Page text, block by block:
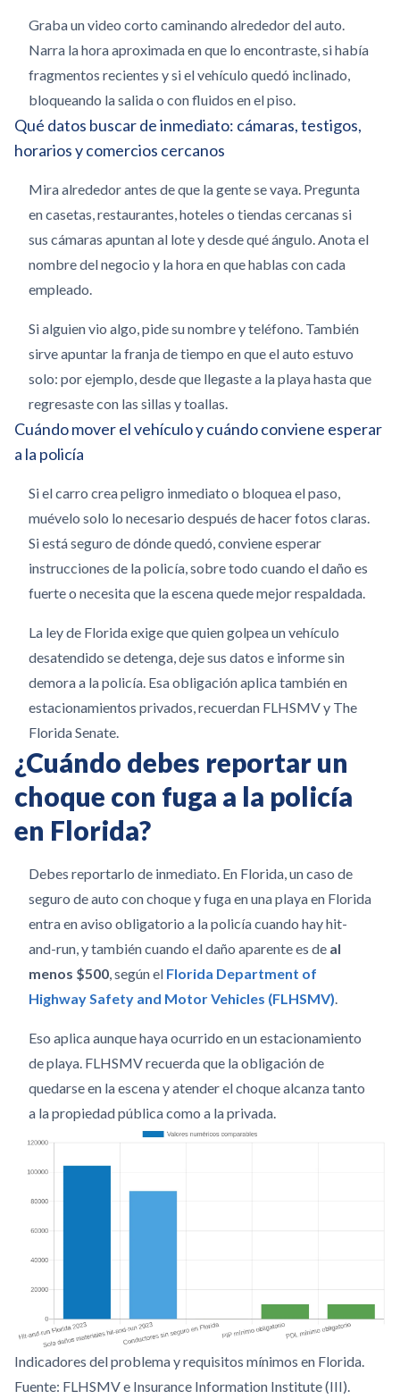
Graba un video corto caminando alrededor del auto.
Narra la hora aproximada en que lo encontraste, si había
fragmentos recientes y si el vehículo quedó inclinado,
bloqueando la salida o con fluidos en el piso.
Qué datos buscar de inmediato: cámaras, testigos,
horarios y comercios cercanos
Mira alrededor antes de que la gente se vaya. Pregunta
en casetas, restaurantes, hoteles o tiendas cercanas si
sus cámaras apuntan al lote y desde qué ángulo. Anota el
nombre del negocio y la hora en que hablas con cada
empleado.
Si alguien vio algo, pide su nombre y teléfono. También
sirve apuntar la franja de tiempo en que el auto estuvo
solo: por ejemplo, desde que llegaste a la playa hasta que
regresaste con las sillas y toallas.
Cuándo mover el vehículo y cuándo conviene esperar
a la policía
Si el carro crea peligro inmediato o bloquea el paso,
muévelo solo lo necesario después de hacer fotos claras.
Si está seguro de dónde quedó, conviene esperar
instrucciones de la policía, sobre todo cuando el daño es
fuerte o necesita que la escena quede mejor respaldada.
La ley de Florida exige que quien golpea un vehículo
desatendido se detenga, deje sus datos e informe sin
demora a la policía. Esa obligación aplica también en
estacionamientos privados, recuerdan FLHSMV y The
Florida Senate.
¿Cuándo debes reportar un
choque con fuga a la policía
en Florida?
Debes reportarlo de inmediato. En Florida, un caso de
seguro de auto con choque y fuga en una playa en Florida
entra en aviso obligatorio a la policía cuando hay hit-
and-run, y también cuando el daño aparente es de al
menos $500, según el Florida Department of
Highway Safety and Motor Vehicles (FLHSMV).
Eso aplica aunque haya ocurrido en un estacionamiento
de playa. FLHSMV recuerda que la obligación de
quedarse en la escena y atender el choque alcanza tanto
a la propiedad pública como a la privada.
Indicadores del problema y requisitos mínimos en Florida.
Fuente: FLHSMV e Insurance Information Institute (III).